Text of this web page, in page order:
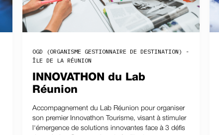
OGD (ORGANISME GESTIONNAIRE DE DESTINATION) -
ÎLE DE LA RÉUNION
INNOVATHON du Lab
Réunion
Accompagnement du Lab Réunion pour organiser
son premier Innovathon Tourisme, visant à stimuler
l'émergence de solutions innovantes face à 3 défis